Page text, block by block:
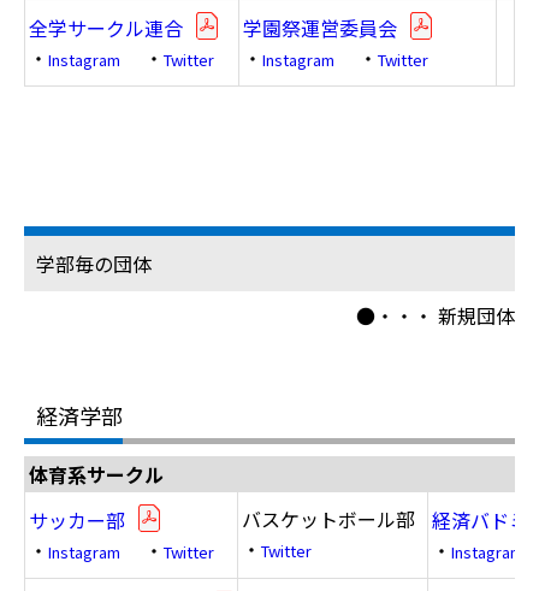
全学サークル連合
・ Instagram ・ Twitter
学園祭運営委員会
・ Instagram ・ Twitter
学部毎の団体
●・・・ 新規団体
経済学部
体育系サークル
サッカー部
・ Instagram ・ Twitter
バスケットボール部
・ Twitter
経済バドミ
・ Instagram